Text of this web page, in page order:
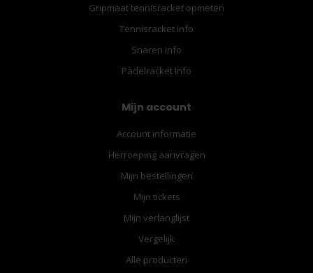
Gripmaat tennisracket opmeten
Tennisracket info
Snaren info
Padelracket Info
Mijn account
Account informatie
Herroeping aanvragen
Mijn bestellingen
Mijn tickets
Mijn verlanglijst
Vergelijk
Alle producten